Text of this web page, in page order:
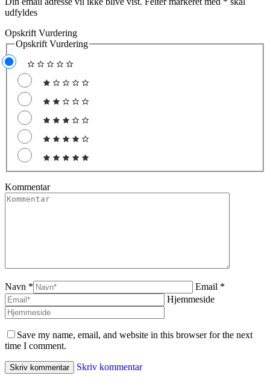
udfyldes
Opskrift Vurdering
Opskrift Vurdering
Kommentar
Navn *
Email *
Hjemmeside
Save my name, email, and website in this browser for the next
time I comment.
Skriv kommentar